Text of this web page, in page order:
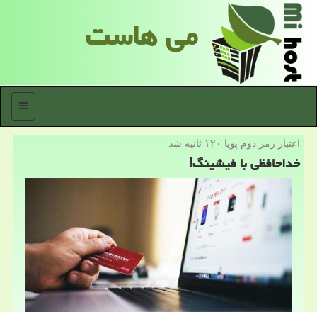
می هاست
منو
اعتبار رمز دوم پویا ۱۲۰ ثانیه شد
خداحافظی با فیشینگ!